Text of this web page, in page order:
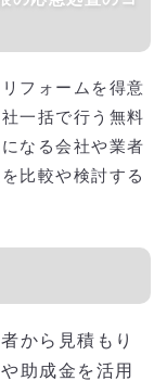
フォームを得意
一括で行う無料
なる会社や業者
比較や検討する
から見積もり
助成金を活用